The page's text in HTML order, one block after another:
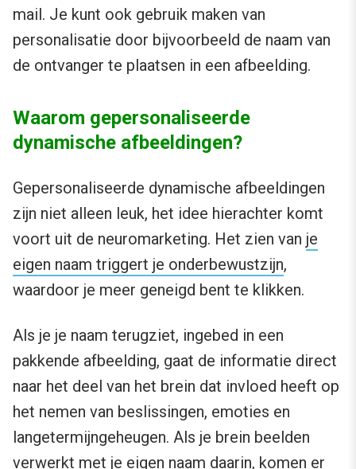
mail. Je kunt ook gebruik maken van
personalisatie door bijvoorbeeld de naam van
de ontvanger te plaatsen in een afbeelding.
Waarom gepersonaliseerde
dynamische afbeeldingen?
Gepersonaliseerde dynamische afbeeldingen
zijn niet alleen leuk, het idee hierachter komt
voort uit de neuromarketing. Het zien van je
eigen naam triggert je onderbewustzijn,
waardoor je meer geneigd bent te klikken.
Als je je naam terugziet, ingebed in een
pakkende afbeelding, gaat de informatie direct
naar het deel van het brein dat invloed heeft op
het nemen van beslissingen, emoties en
langetermijngeheugen. Als je brein beelden
verwerkt met je eigen naam daarin, komen er